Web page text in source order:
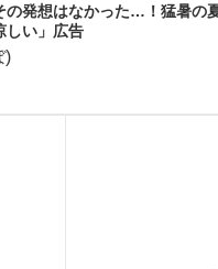
の発想はなかった…！猛暑の
しい」広告
)